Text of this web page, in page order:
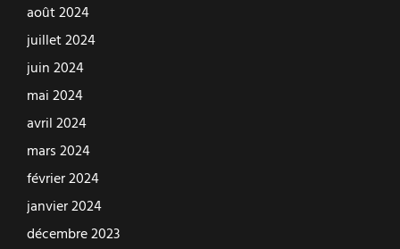
août 2024
juillet 2024
juin 2024
mai 2024
avril 2024
mars 2024
février 2024
janvier 2024
décembre 2023